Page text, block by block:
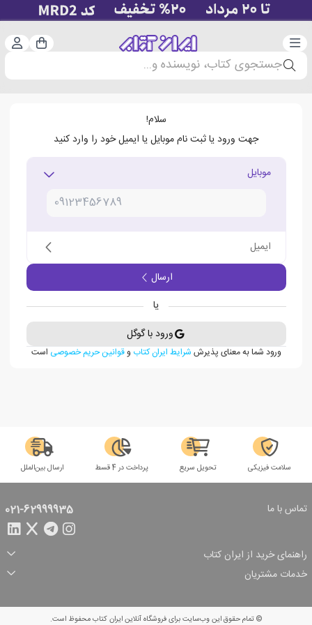
دسته‌بندی سبد
جستجوی کتاب، نویسنده و...
سلام!
جهت ورود یا ثبت نام موبایل یا ایمیل خود را وارد کنید
موبایل
ایمیل
ارسال
یا
ورود با گوگل
ورود شما به معنای پذیرش شرایط ایران کتاب وقوانین حریم خصوصی است
سلامت فیزیکی تحویل سریع پرداخت در 4 قسط ارسال بین‌الملل
تماس با ما 021-62999935
راهنمای خرید از ایران کتاب
ثبت سفارش
شرایط ارسال سفارش
شیوه پرداخت
تخفیف‌های خرید
خدمات مشتریان
© تمام حقوق این وب‌سایت برای فروشگاه آنلاین ایران کتاب محفوظ است.